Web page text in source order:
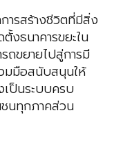
ารสร้างชีวิตที่มีสิ่ง
งธนาคารขยะใน
ถขยายไปสู่การมี
มมือสนับสนุนให้
ป็นระบบครบ
นทุกภาคส่วน